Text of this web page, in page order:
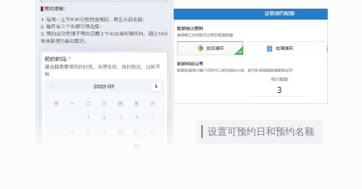
设置可预约日和预约名额